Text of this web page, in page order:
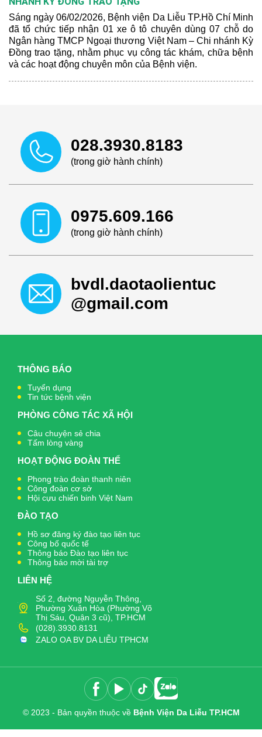
Sáng ngày 06/02/2026, Bệnh viện Da Liễu TP.Hồ Chí Minh
đã tổ chức tiếp nhận 01 xe ô tô chuyên dùng 07 chỗ do
Ngân hàng TMCP Ngoại thương Việt Nam – Chi nhánh Kỳ
Đồng trao tặng, nhằm phục vụ công tác khám, chữa bệnh
và các hoạt động chuyên môn của Bệnh viện.
028.3930.8183
(trong giờ hành chính)
0975.609.166
(trong giờ hành chính)
bvdl.daotaolientuc
@gmail.com
THÔNG BÁO
Tuyển dụng
Tin tức bệnh viện
PHÒNG CÔNG TÁC XÃ HỘI
Câu chuyện sẻ chia
Tấm lòng vàng
HOẠT ĐỘNG ĐOÀN THỂ
Phong trào đoàn thanh niên
Công đoàn cơ sở
Hội cựu chiến binh Việt Nam
ĐÀO TẠO
Hồ sơ đăng ký đào tạo liên tục
Công bố quốc tế
Thông báo Đào tạo liên tục
Thông báo mời tài trợ
LIÊN HỆ
Số 2, đường Nguyễn Thông,
Phường Xuân Hòa (Phường Võ
Thị Sáu, Quận 3 cũ), TP.HCM
(028).3930.8131
ZALO OA BV DA LIỄU TPHCM
© 2023 - Bản quyền thuộc về Bệnh Viện Da Liễu TP.HCM